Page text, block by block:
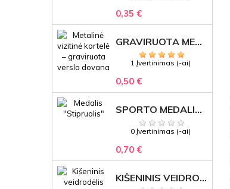
0,35 €
GRAVIRUOTA METALINĖ VIZITINĖ KORTELĖ SU LOGOTIPU – REPREZENTACINĖ VERSLO DOVANA
1 Įvertinimas (-ai)
0,50 €
SPORTO MEDALIS "STIPRUOLIS" SU GRAVIRUOTU TEKSTU
0 Įvertinimas (-ai)
0,70 €
KIŠENINIS VEIDRODĖLIS